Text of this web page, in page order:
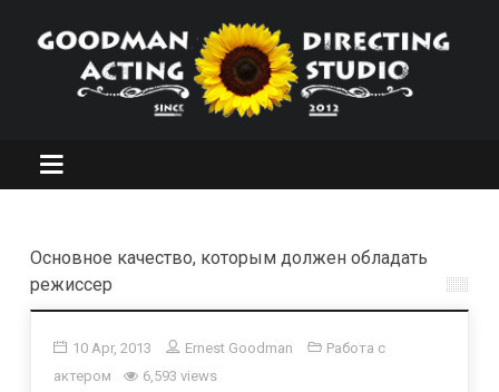
Основное качество, которым должен обладать
режиссер
10 Apr, 2013 Ernest Goodman
Работа с
актером
6,593 views